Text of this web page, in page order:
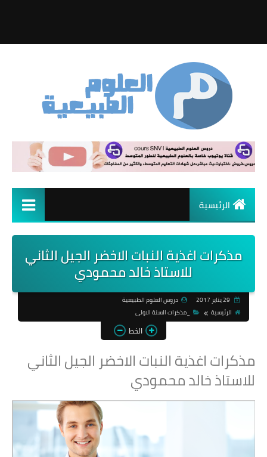
الرئيسية
مذكرات اغذية النبات الاخضر الجيل الثاني
للاستاذ خالد محمودي
دروس العلوم الطبيعية
الرئيسية
_مذكرات السنة الاولى
الخط
مذكرات اغذية النبات الاخضر الجيل الثاني
للاستاذ خالد محمودي